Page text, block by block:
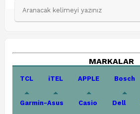
MARKALAR
TCL iTEL APPLE Bosch
Garmin-Asus Casio Dell